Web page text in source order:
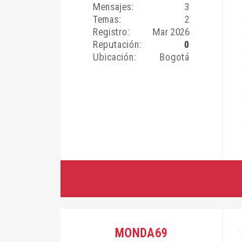
Mensajes:
3
Temas:
2
Registro:
Mar 2026
Reputación:
0
Ubicación:
Bogotá
MONDA69